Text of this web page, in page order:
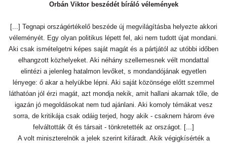
Orbán Viktor beszédét bíráló vélemények
[...] Tegnapi országértékelő beszéde új megvilágításba helyezte akkori
véleményét. Egy olyan politikus lépett fel, aki nem tudott újat mondani.
Aki csak ismételgetni képes saját magát és a pártjától az utóbbi időben
elhangzott közhelyeket. Aki néhány szellemesnek vélt mondattal
elintézi a jelenleg hatalmon levőket, s mondandójának egyetlen
lényege: ő akar a helyükbe lépni. Aki saját közönsége előtt szemmel
láthatóan jól érzi magát, azt mondja nekik, amit hallani akarnak tőle, de
igazán jó megoldásokat nem tud ajánlani. Aki komoly témákat vesz
sorra, de kritikája csak odáig terjed, hogy akik - csaknem három éve
felváltották őt és társait - tönkretették az országot. [...]
A volt miniszterelnök a jelek szerint kifáradt. Akik végigkísérték a